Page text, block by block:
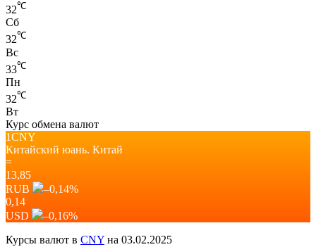
32℃
Сб
32℃
Вс
33℃
Пн
32℃
Вт
Курс обмена валют
1CNY
Китайский юань. Китай
=
13,85
RUB
–0,14%
0,14
USD
–0,16%
Курсы валют в CNY на 03.02.2025